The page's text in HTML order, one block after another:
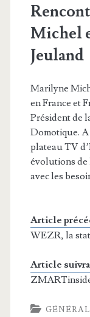
Michel
Jeuland
Marilyne
en France et
Président de
Domotique. A
plateau TV
évolutions de
avec les
Article
WEZR, la
Article
GÉNÉRAL